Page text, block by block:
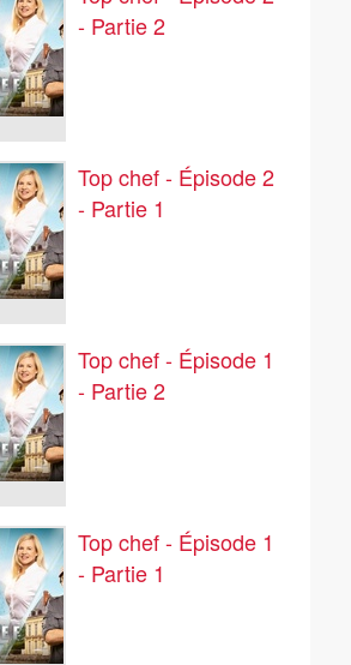
- Partie 2
Top chef - Épisode 2
- Partie 1
Top chef - Épisode 1
- Partie 2
Top chef - Épisode 1
- Partie 1